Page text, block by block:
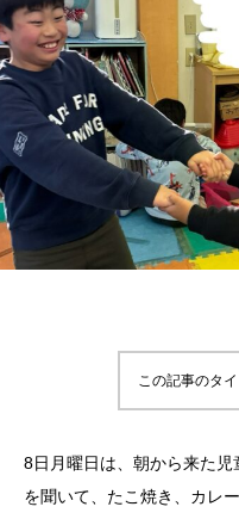
この記事のタ
8日月曜日は、朝から来た
を聞いて、たこ焼き、カレ